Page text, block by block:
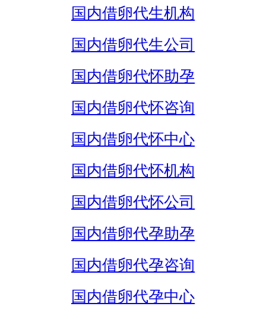
国内借卵代生机构
国内借卵代生公司
国内借卵代怀助孕
国内借卵代怀咨询
国内借卵代怀中心
国内借卵代怀机构
国内借卵代怀公司
国内借卵代孕助孕
国内借卵代孕咨询
国内借卵代孕中心